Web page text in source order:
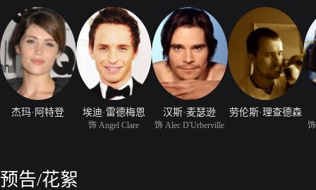
杰玛·阿特登 埃迪·雷德梅恩
饰 Angel Clare
汉斯·麦瑟逊
饰 Alec D'Urberville
劳伦斯·理查德森
预告/花絮